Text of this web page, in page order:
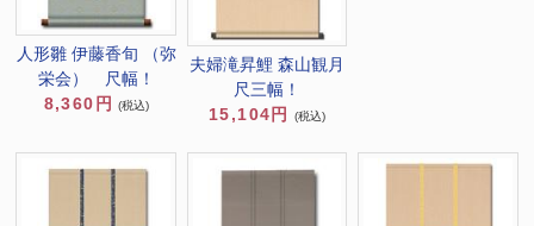
人形雛 伊藤香旬 （弥
栄会） 尺幅！
8,360円
(税込)
夫婦滝昇鯉 森山観月
尺三幅！
15,104円
(税込)